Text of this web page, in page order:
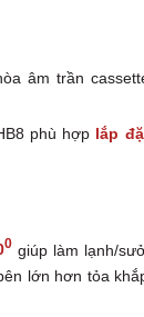
âm trần
phù hợp lắp
0 giúp làm lạnh/
lớn hơn tỏa